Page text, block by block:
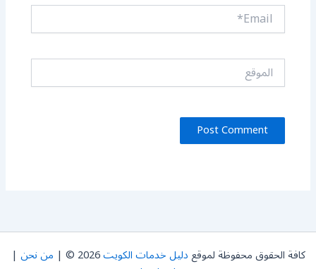
Email*
الموقع
كافة الحقوق محفوظة لموقعدليل خدمات الكويت2026 © | من نحن |